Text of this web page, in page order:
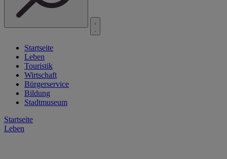
Startseite
Leben
Touristik
Wirtschaft
Bürgerservice
Bildung
Stadtmuseum
Startseite
Leben